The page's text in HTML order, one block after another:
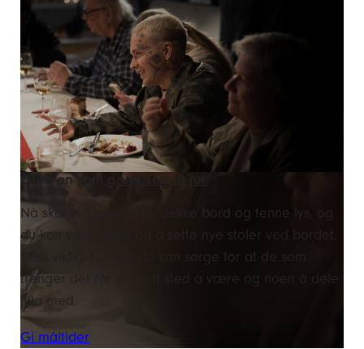
Gled en som
gruer seg til jul
Nå skal vi åpne dører, dekke bord og tenne lys, og
du kan være med på å sette nye stoler ved bordet.
Men viktigst av alt, du kan sørge for at de som
trenger det får et godt sted å være og noen å dele
jula med.
Gi måltider